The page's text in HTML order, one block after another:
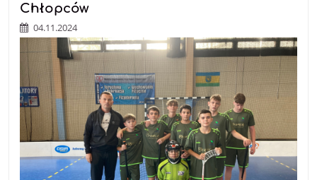
Chłopców
04.11.2024